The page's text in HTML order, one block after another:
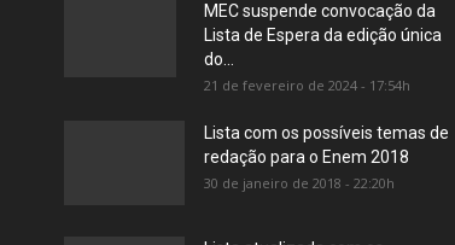
MEC suspende convocação da
Lista de Espera da edição única
do...
21 de fevereiro de 2024 - 17:54h
Lista com os possíveis temas de
redação para o Enem 2018
30 de janeiro de 2018 - 22:20h